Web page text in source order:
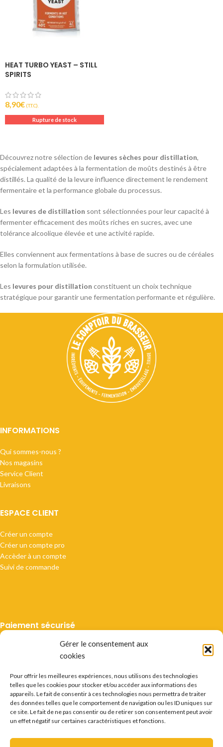
Gérer le consentement aux
cookies
Pour offrir les meilleures expériences, nous utilisons des technologies
telles que les cookies pour stocker et/ou accéder aux informations des
appareils. Le fait de consentir à ces technologies nous permettra de traiter
des données telles que le comportement de navigation ou les ID uniques sur
ce site. Le fait de ne pas consentir ou de retirer son consentement peut avoir
un effet négatif sur certaines caractéristiques et fonctions.
HEAT TURBO YEAST – STILL
SPIRITS
8,90€ (T.T.C).
Rupture de stock
Découvrez notre sélection de levures sèches pour distillation,
spécialement adaptées à la fermentation de moûts destinés à être
distillés. La qualité de la levure influence directement le rendement
fermentaire et la performance globale du processus.
Les levures de distillation sont sélectionnées pour leur capacité à
fermenter efficacement des moûts riches en sucres, avec une
tolérance alcoolique élevée et une activité rapide.
Elles conviennent aux fermentations à base de sucres ou de céréales
selon la formulation utilisée.
Les levures pour distillation constituent un choix technique
stratégique pour garantir une fermentation performante et régulière.
INFORMATIONS
Qui sommes-nous ?
Nos magasins
Service Client
Livraisons
ESPACE CLIENT
Créer un compte
Créer un compte pro
Accèder à un compte
Suivi de commande
Paiement sécurisé
Livraison suivie